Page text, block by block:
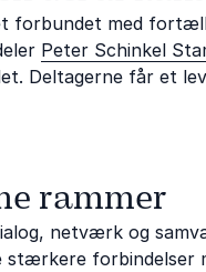
forbundet med
Peter Schinkel
Deltagerne får et
rammer
netværk og
forbindelser